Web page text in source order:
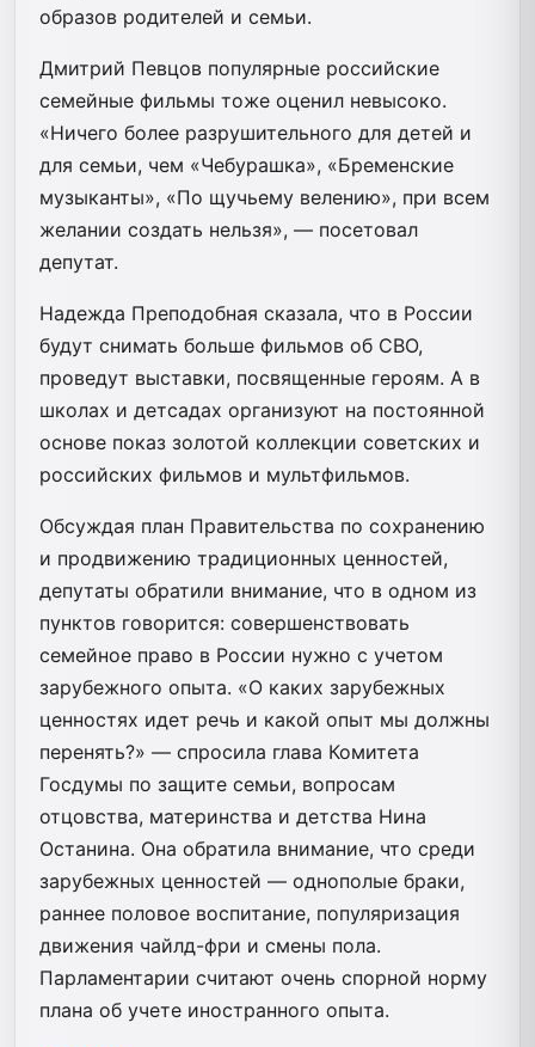
образов родителей и семьи.
Дмитрий Певцов популярные российские
семейные фильмы тоже оценил невысоко.
«Ничего более разрушительного для детей и
для семьи, чем «Чебурашка», «Бременские
музыканты», «По щучьему велению», при всем
желании создать нельзя», — посетовал
депутат.
Надежда Преподобная сказала, что в России
будут снимать больше фильмов об СВО,
проведут выставки, посвященные героям. А в
школах и детсадах организуют на постоянной
основе показ золотой коллекции советских и
российских фильмов и мультфильмов.
Обсуждая план Правительства по сохранению
и продвижению традиционных ценностей,
депутаты обратили внимание, что в одном из
пунктов говорится: совершенствовать
семейное право в России нужно с учетом
зарубежного опыта. «О каких зарубежных
ценностях идет речь и какой опыт мы должны
перенять?» — спросила глава Комитета
Госдумы по защите семьи, вопросам
отцовства, материнства и детства Нина
Останина. Она обратила внимание, что среди
зарубежных ценностей — однополые браки,
раннее половое воспитание, популяризация
движения чайлд-фри и смены пола.
Парламентарии считают очень спорной норму
плана об учете иностранного опыта.